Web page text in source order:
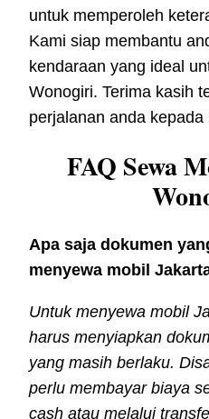
untuk memperoleh
Kami siap membantu
kendaraan yang ideal
Wonogiri. Terima kasih
perjalanan anda
FAQ Sewa
Apa saja dokumen
menyewa mobil
Untuk menyewa mobil
harus menyiapkan
yang masih berlaku.
perlu membayar biaya
cash atau melalui